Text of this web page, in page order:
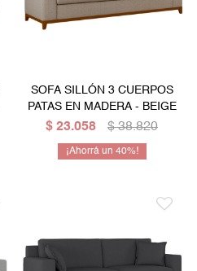
SOFA SILLÓN 3 CUERPOS
PATAS EN MADERA - BEIGE
$ 23.058 $ 38.820
40